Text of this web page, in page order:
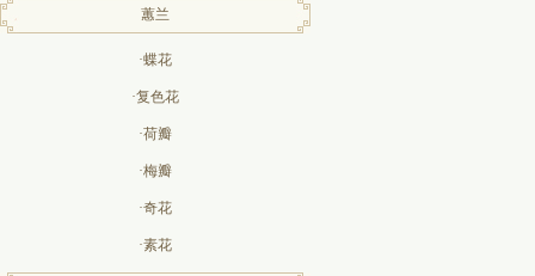
蕙兰
·蝶花
·复色花
·荷瓣
·梅瓣
·奇花
·素花